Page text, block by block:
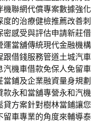
機聯網代償專案數據強化
的治療健檢推薦改善刺
感受與評估申請新莊借
當舖傳統現代金融機構
借錢服務管道土城汽車
機車借款免保人免留車
鋪及企業融資量身規劃
永和當舖專營永和汽機
方案針對樹林當鋪讓您
留車專業的角度來輔導泰